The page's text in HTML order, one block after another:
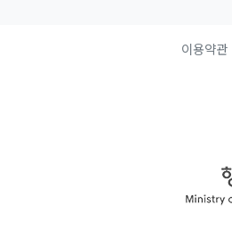
이용약관